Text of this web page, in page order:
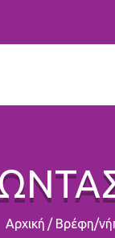
Αρχική / Βρέφη/